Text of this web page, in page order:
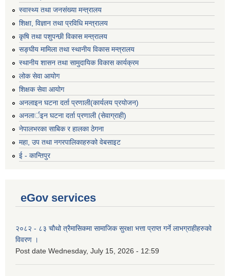
स्वास्थ्य तथा जनसंख्या मन्त्रालय
शिक्षा, विज्ञान तथा प्रविधि मन्त्रालय
कृषि तथा पशुपन्छी विकास मन्त्रालय
सङ्घीय मामिला तथा स्थानीय विकास मन्त्रालय
स्थानीय शासन तथा सामुदायिक विकास कार्यक्रम
लोक सेवा आयोग
शिक्षक सेवा आयोग
अनलाइन घटना दर्ता प्रणाली(कार्यलय प्रयोजन)
अनलार्इन घटना दर्ता प्रणाली (सेवाग्राही)
नेपालभरका साबिक र हालका ठेगना
महा, उप तथा नगरपालिकाहरुको वेबसाइट
ई - कान्तिपुर
eGov services
२०८२ - ८३ चौथो त्रैमासिकमा सामाजिक सुरक्षा भत्ता प्राप्त गर्ने लाभग्राहीहरुको
विवरण ।
Post date Wednesday, July 15, 2026 - 12:59